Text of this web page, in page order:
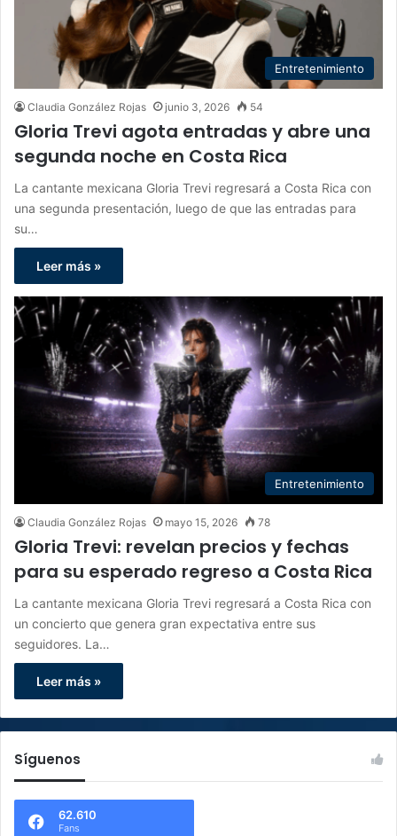
Entretenimiento
Claudia González Rojas junio 3, 2026 54
Gloria Trevi agota entradas y abre una
segunda noche en Costa Rica
La cantante mexicana Gloria Trevi regresará a Costa Rica con
una segunda presentación, luego de que las entradas para
su…
Leer más »
Entretenimiento
Claudia González Rojas mayo 15, 2026 78
Gloria Trevi: revelan precios y fechas
para su esperado regreso a Costa Rica
La cantante mexicana Gloria Trevi regresará a Costa Rica con
un concierto que genera gran expectativa entre sus
seguidores. La…
Leer más »
Síguenos
62.610
Fans